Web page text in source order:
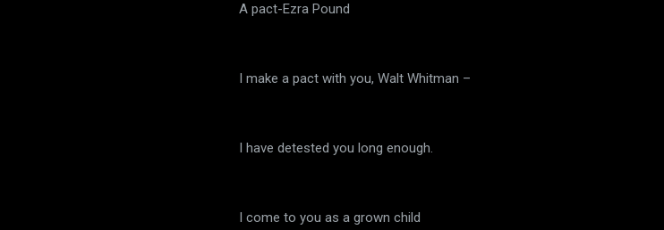
A pact-Ezra Pound
I make a pact with you, Walt Whitman –
I have detested you long enough.
I come to you as a grown child